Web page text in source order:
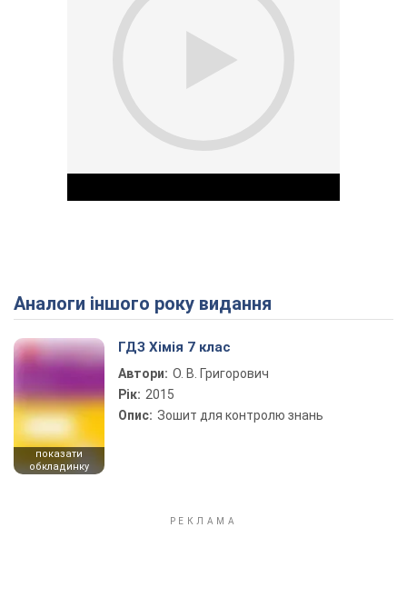
Play Video
Аналоги іншого року видання
показати
обкладинку
ГДЗ Хімія 7 клас
Автори: О. В. Григорович
Рік: 2015
Опис: Зошит для контролю знань